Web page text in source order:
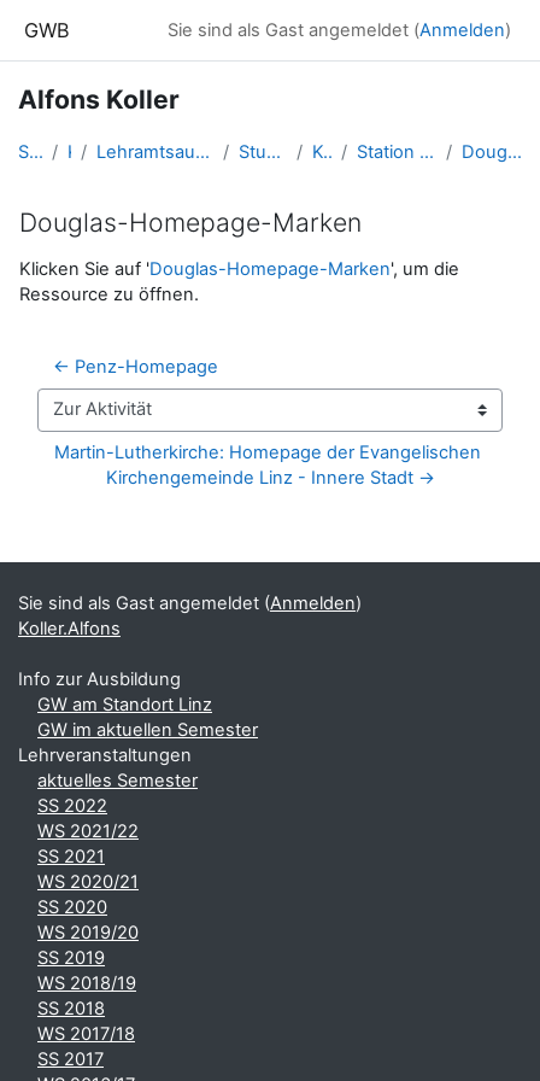
GWB Sie sind als Gast angemeldet (Anmelden)
Alfons Koller
Startseite Kurse Lehramtsausbildung GW im Cluster Österreich Mitte Studentische Lernkurse Koller.Alfons Station Muster: "Martin-Luther-Platz" Douglas-Homepage-Marken
Douglas-Homepage-Marken
Abschlussbedingungen
Klicken Sie auf 'Douglas-Homepage-Marken', um die
Ressource zu öffnen.
← Penz-Homepage
Zur Aktivität
Martin-Lutherkirche: Homepage der Evangelischen
Kirchengemeinde Linz - Innere Stadt →
Ergänzungsblöcke
Sie sind als Gast angemeldet (Anmelden)
Koller.Alfons
Info zur Ausbildung
GW am Standort Linz
GW im aktuellen Semester
Lehrveranstaltungen
aktuelles Semester
SS 2022
WS 2021/22
SS 2021
WS 2020/21
SS 2020
WS 2019/20
SS 2019
WS 2018/19
SS 2018
WS 2017/18
SS 2017